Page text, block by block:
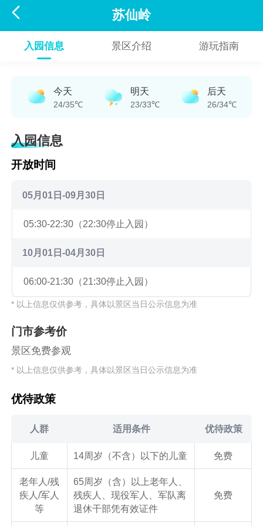
 苏仙岭
入园信息 景区介绍 游玩指南
今天
24/35℃
明天
23/33℃
后天
26/34℃
入园信息
开放时间
05月01日-09月30日
05:30-22:30（22:30停止入园）
10月01日-04月30日
06:00-21:30（21:30停止入园）
* 以上信息仅供参考，具体以景区当日公示信息为准
门市参考价
景区免费参观
* 以上信息仅供参考，具体以景区当日公示信息为准
优待政策
人群 适用条件 优待政策
儿童 14周岁（不含）以下的儿童 免费
老年人/残
疾人/军人
等
65周岁（含）以上老年人、
残疾人、现役军人、军队离
退休干部凭有效证件
免费